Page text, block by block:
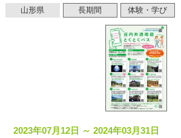
山形県 長期間 体験・学び
2023年07月12日 ～ 2024年03月31日